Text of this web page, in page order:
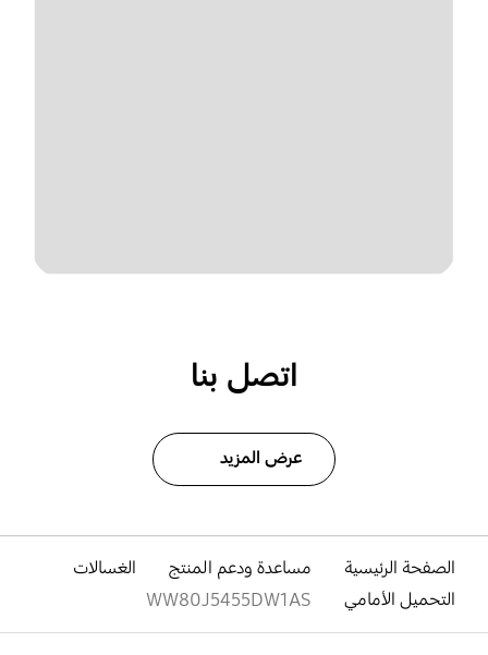
اتصل بنا
عرض المزيد
الصفحة الرئيسية مساعدة ودعم المنتج
الغسالات
التحميل الأمامي
WW80J5455DW1AS